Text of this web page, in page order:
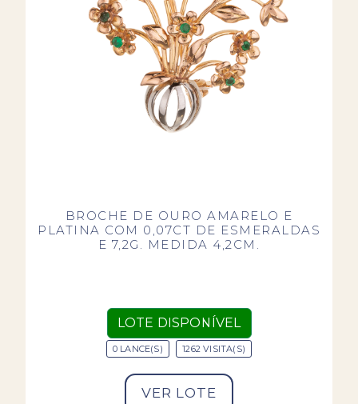
BROCHE DE OURO AMARELO E
PLATINA COM 0,07CT DE ESMERALDAS
E 7,2G. MEDIDA 4,2CM.
LOTE DISPONÍVEL
0 LANCE(S) 1262 VISITA(S)
VER LOTE